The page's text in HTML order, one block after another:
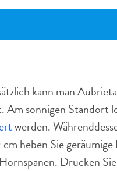
kann man
sonnigen Standort
werden.
heben Sie
Drücken